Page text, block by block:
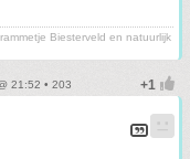
Biesterveld en natuurlijk
21:52 • 203